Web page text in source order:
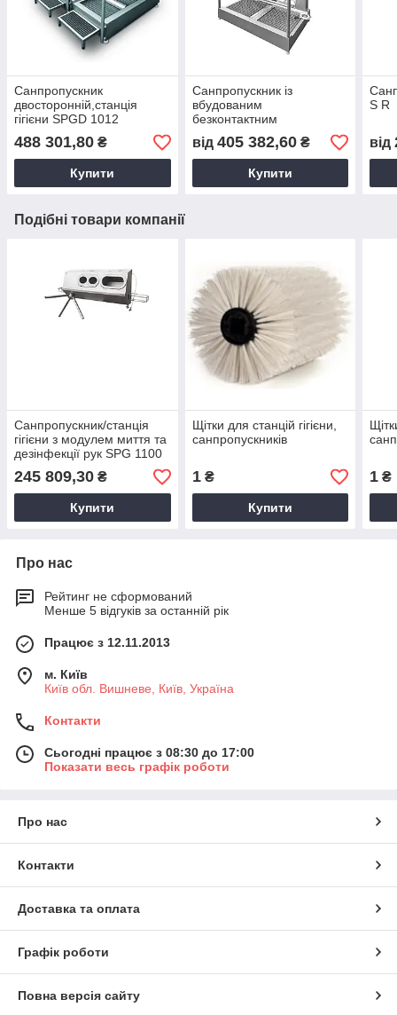
Санпропускник
двосторонній,станція
гігієни SPGD 1012
488 301,80 ₴
Купити
Санпропускник із
вбудованим
безконтактним
умивальником і сушаркою
для рук SPG 1110 D R
від 405 382,60₴
Купити
S R
від
Подібні товари компанії
Санпропускник/станція
гігієни з модулем миття та
дезінфекції рук SPG 1100
245 809,30 ₴
Купити
Щітки для станцій гігієни,
санпропускників
1₴
Купити
1 ₴
Про нас
Рейтинг не сформований
Менше 5 відгуків за останній рік
Працює з 12.11.2013
м. Київ
Київ обл. Вишневе, Київ, Україна
Контакти
Сьогодні працює з 08:30 до 17:00
Показати весь графік роботи
Про нас
Контакти
Доставка та оплата
Графік роботи
Повна версія сайту